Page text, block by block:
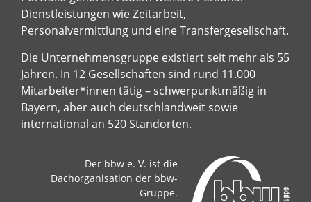
Dienstleistungen wie Zeitarbeit,
Personalvermittlung und eine Transfergesellschaft.
Die Unternehmensgruppe existiert seit mehr als 55
Jahren. In 12 Gesellschaften sind rund 11.000
Mitarbeiter*innen tätig – schwerpunktmäßig in
Bayern, aber auch deutschlandweit sowie
international an 520 Standorten.
Der bbw e. V. ist die
Dachorganisation der bbw-
Gruppe.